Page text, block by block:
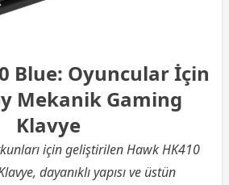
Blue: Oyuncular İçin
Mekanik Gaming
Klavye
için geliştirilen Hawk HK410
dayanıklı yapısı ve üstün